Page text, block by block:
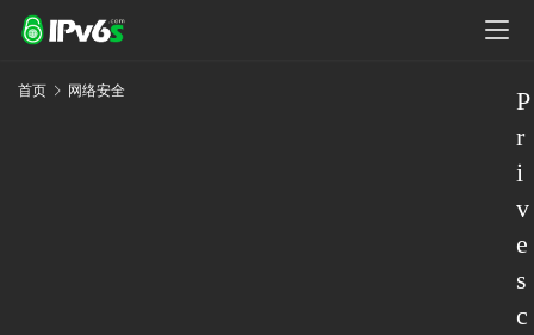
首页 网络安全
P
r
i
v
e
s
c